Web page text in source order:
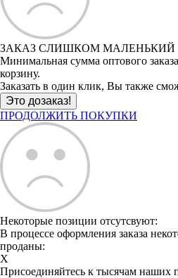
ЗАКАЗ СЛИШКОМ МАЛЕНЬКИЙ
Минимальная сумма оптового
корзину.
Заказать в один клик, Вы также
ПРОДОЛЖИТЬ ПОКУПКИ
Некоторые позиции отсутсвуют:
В процессе оформления заказа
проданы:
X
Присоединяйтесь к тысячам наших